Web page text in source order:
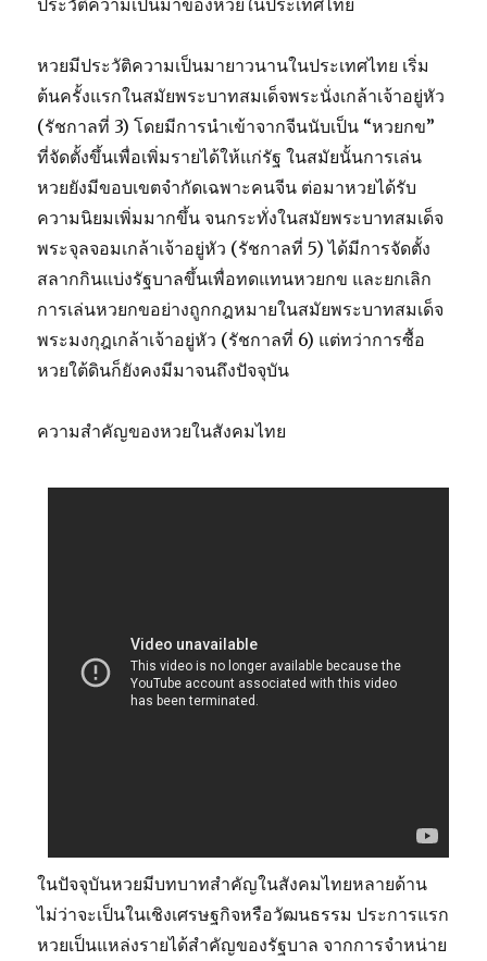
ประวัติความเป็นมาของหวยในประเทศไทย
หวยมีประวัติความเป็นมายาวนานในประเทศไทย เริ่ม
ต้นครั้งแรกในสมัยพระบาทสมเด็จพระนั่งเกล้าเจ้าอยู่หัว
(รัชกาลที่ 3) โดยมีการนำเข้าจากจีนนับเป็น “หวยกข”
ที่จัดตั้งขึ้นเพื่อเพิ่มรายได้ให้แก่รัฐ ในสมัยนั้นการเล่น
หวยยังมีขอบเขตจำกัดเฉพาะคนจีน ต่อมาหวยได้รับ
ความนิยมเพิ่มมากขึ้น จนกระทั่งในสมัยพระบาทสมเด็จ
พระจุลจอมเกล้าเจ้าอยู่หัว (รัชกาลที่ 5) ได้มีการจัดตั้ง
สลากกินแบ่งรัฐบาลขึ้นเพื่อทดแทนหวยกข และยกเลิก
การเล่นหวยกขอย่างถูกกฎหมายในสมัยพระบาทสมเด็จ
พระมงกุฎเกล้าเจ้าอยู่หัว (รัชกาลที่ 6) แต่ทว่าการซื้อ
หวยใต้ดินก็ยังคงมีมาจนถึงปัจจุบัน
ความสำคัญของหวยในสังคมไทย
ในปัจจุบันหวยมีบทบาทสำคัญในสังคมไทยหลายด้าน
ไม่ว่าจะเป็นในเชิงเศรษฐกิจหรือวัฒนธรรม ประการแรก
หวยเป็นแหล่งรายได้สำคัญของรัฐบาล จากการจำหน่าย